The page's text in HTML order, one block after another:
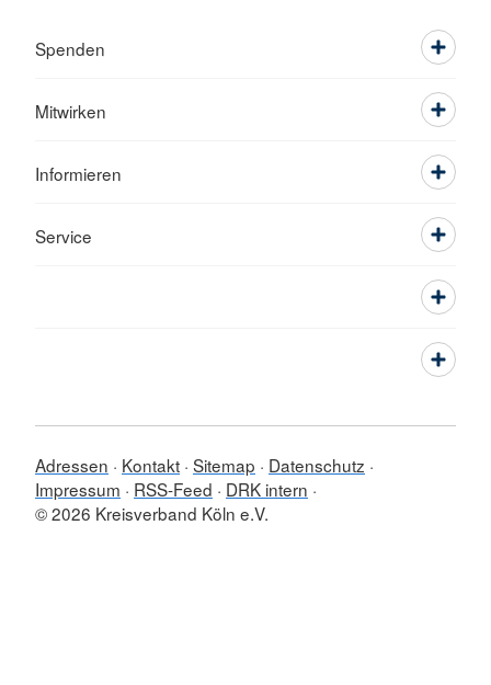
Spenden
Mitwirken
Informieren
Service
Adressen Kontakt Sitemap
Datenschutz
Impressum
RSS-Feed
DRK intern
© 2026 Kreisverband Köln e.V.